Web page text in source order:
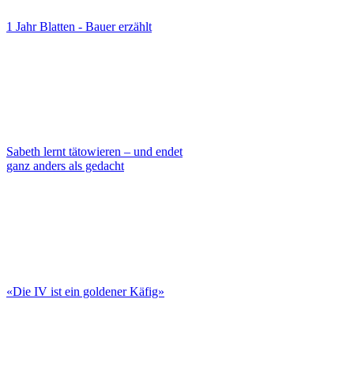
1 Jahr Blatten - Bauer erzählt
Sabeth lernt tätowieren – und endet
ganz anders als gedacht
«Die IV ist ein goldener Käfig»